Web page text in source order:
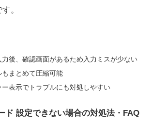
。
後、確認画面があるため入力ミスが少ない
まとめて圧縮可能
ー表示でトラブルにも対処しやすい
ド 設定できない場合の対処法・FAQ